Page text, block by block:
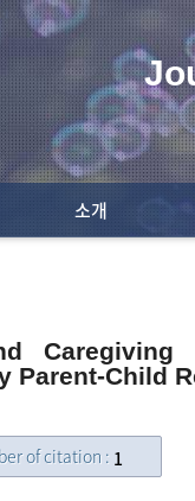
소개
Parent-Child
of citation :